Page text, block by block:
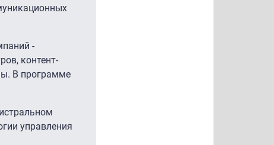
-
контент-
В программе
управления